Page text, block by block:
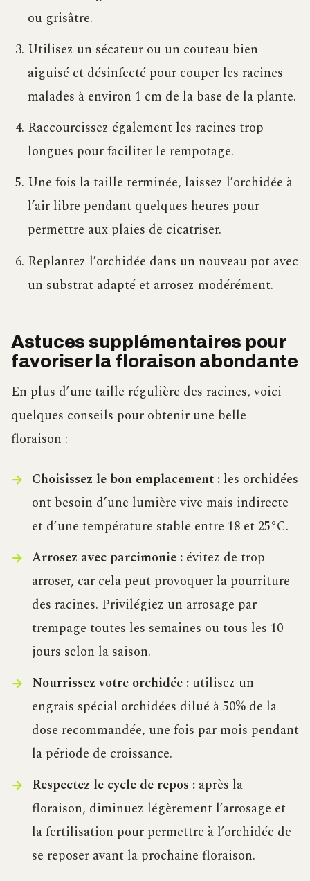
ou grisâtre.
Utilisez un sécateur ou un couteau bien
aiguisé et désinfecté pour couper les racines
malades à environ 1 cm de la base de la plante.
Raccourcissez également les racines trop
longues pour faciliter le rempotage.
Une fois la taille terminée, laissez l’orchidée à
l’air libre pendant quelques heures pour
permettre aux plaies de cicatriser.
Replantez l’orchidée dans un nouveau pot avec
un substrat adapté et arrosez modérément.
Astuces supplémentaires pour
favoriser la floraison abondante
En plus d’une taille régulière des racines, voici
quelques conseils pour obtenir une belle
floraison :
Choisissez le bon emplacement :les orchidées
ont besoin d’une lumière vive mais indirecte
et d’une température stable entre 18 et 25°C.
Arrosez avec parcimonie :évitez de trop
arroser, car cela peut provoquer la pourriture
des racines. Privilégiez un arrosage par
trempage toutes les semaines ou tous les 10
jours selon la saison.
Nourrissez votre orchidée :utilisez un
engrais spécial orchidées dilué à 50% de la
dose recommandée, une fois par mois pendant
la période de croissance.
Respectez le cycle de repos :après la
floraison, diminuez légèrement l’arrosage et
la fertilisation pour permettre à l’orchidée de
se reposer avant la prochaine floraison.